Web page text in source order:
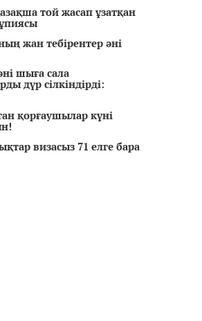
той жасап ұзатқан
жан тебірентер әні
шыға сала
дүр сілкіндірді:
қорғаушылар күні
визасыз 71 елге бара